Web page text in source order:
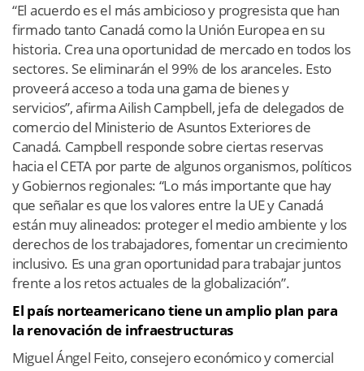
“El acuerdo es el más ambicioso y progresista que han
firmado tanto Canadá como la Unión Europea en su
historia. Crea una oportunidad de mercado en todos los
sectores. Se eliminarán el 99% de los aranceles. Esto
proveerá acceso a toda una gama de bienes y
servicios”, afirma Ailish Campbell, jefa de delegados de
comercio del Ministerio de Asuntos Exteriores de
Canadá. Campbell responde sobre ciertas reservas
hacia el CETA por parte de algunos organismos, políticos
y Gobiernos regionales: “Lo más importante que hay
que señalar es que los valores entre la UE y Canadá
están muy alineados: proteger el medio ambiente y los
derechos de los trabajadores, fomentar un crecimiento
inclusivo. Es una gran oportunidad para trabajar juntos
frente a los retos actuales de la globalización”.
El país norteamericano tiene un amplio plan para
la renovación de infraestructuras
Miguel Ángel Feito, consejero económico y comercial